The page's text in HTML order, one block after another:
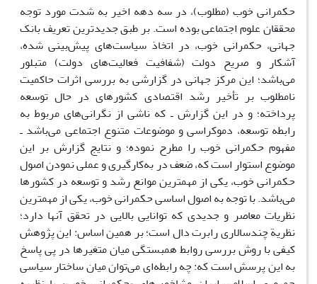
حکمرانی خوب (مطلوب)، در سه دهه اخیر به شدت مورد توجه
محققان علوم اجتماعی بوده ‌است. بر طبق جدیدترین تعریف بانک
جهانی، حکمرانی خوب، در اتخاذ سیاست‌های پیش‌بینی شده،
آشکار و صریح دولت (شفافیت فعالیت‌های دولت) متبلور
می‌باشد؛ این مرکز جهانی در گزارشی به بررسی اثرات حاکمیت
نامطلوب بر تأخیر رشد اقتصادی کشورهای در حال توسعه
پرداخته؛ و در این گزارش ـ که ناشی از نگرانی‌های مربوط به
رابطه توسعه، دموکراسی و موضوعات متنوع اجتماعی می‌باشد ـ
مفهوم حکمرانی خوب را مطرح نموده؛ و نتایج گزارش بر این
موضوع استوار است که، ضعف در به‌کارگیری و عملی نمودن اصول
حکمرانی خوب، یکی از مهمترین موانع رشد و توسعه در کشورها
می‌باشد. با توجه به اصول اساسی حکمرانی خوب، یکی از مهمترین
نظریات معاصر و جدیدی که توانایی بالایی در تحقق آنها دارد؛
نظریة چندسالاری رابرت دال است؛ بر همین اساس: این پژوهش
کیفی با روش بررسی‌ روابط همبستگی میان متغیرها در پی پاسخ
به این پرسش است که: چه رابطه‌ای می‌توان میان ساختار سیاسی